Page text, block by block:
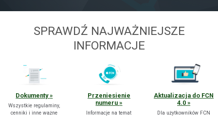
POKAŻ WSZYSTKIE ZGODY
SPRAWDŹ NAJWAŻNIEJSZE
INFORMACJE
Dokumenty
Wszystkie regulaminy,
cenniki i inne ważne
Przeniesienie
numeru
Informacje na temat
Aktualizacja do FCN
4.0
Dla użytkowników FCN